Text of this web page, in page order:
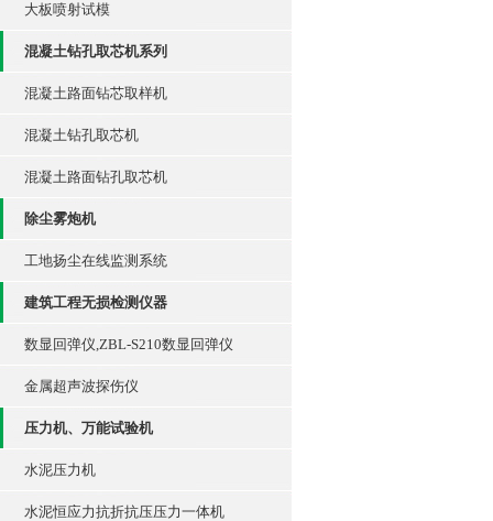
大板喷射试模
混凝土钻孔取芯机系列
混凝土路面钻芯取样机
混凝土钻孔取芯机
混凝土路面钻孔取芯机
除尘雾炮机
工地扬尘在线监测系统
建筑工程无损检测仪器
数显回弹仪,ZBL-S210数显回弹仪
金属超声波探伤仪
压力机、万能试验机
水泥压力机
水泥恒应力抗折抗压压力一体机